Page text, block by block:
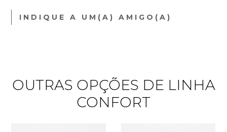
INDIQUE A UM(A) AMIGO(A)
OUTRAS OPÇÕES DE LINHA
CONFORT